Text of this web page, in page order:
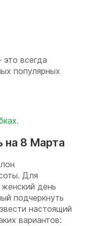
всегда
популярных
.
на 8 Марта
Для
день
подчеркнуть
настоящий
вариантов: